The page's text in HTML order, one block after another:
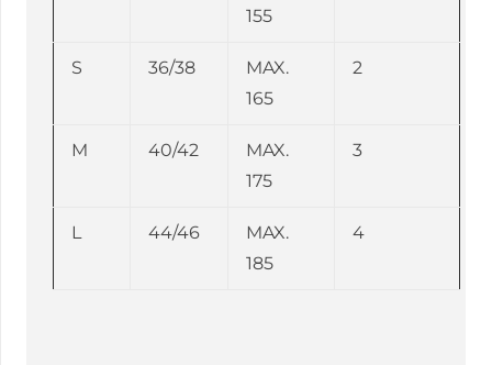
155
S 36/38
MAX.
165
2
M 40/42
MAX.
175
3
L 44/46
MAX.
185
4